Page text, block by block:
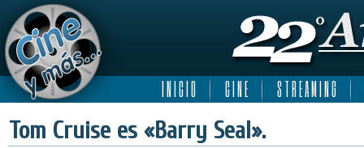
I N I C I O C I N E S T R E A M I N G
Tom Cruise es «Barry Seal».